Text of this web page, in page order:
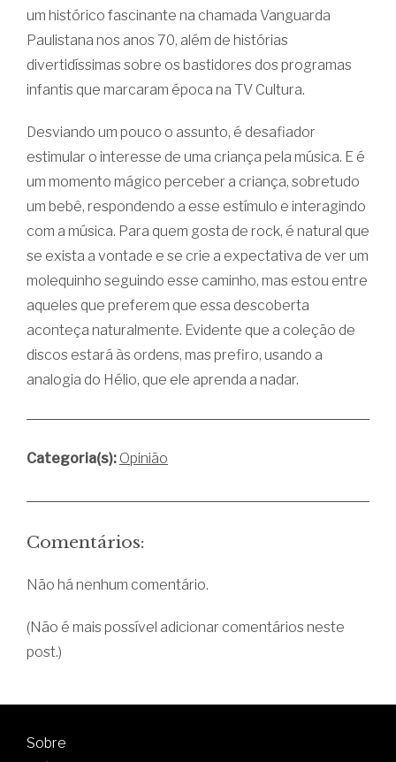
um histórico fascinante na chamada Vanguarda
Paulistana nos anos 70, além de histórias
divertidíssimas sobre os bastidores dos programas
infantis que marcaram época na TV Cultura.
Desviando um pouco o assunto, é desafiador
estimular o interesse de uma criança pela música. E é
um momento mágico perceber a criança, sobretudo
um bebê, respondendo a esse estímulo e interagindo
com a música. Para quem gosta de rock, é natural que
se exista a vontade e se crie a expectativa de ver um
molequinho seguindo esse caminho, mas estou entre
aqueles que preferem que essa descoberta
aconteça naturalmente. Evidente que a coleção de
discos estará às ordens, mas prefiro, usando a
analogia do Hélio, que ele aprenda a nadar.
Categoria(s): Opinião
Comentários:
Não há nenhum comentário.
(Não é mais possível adicionar comentários neste
post.)
Sobre